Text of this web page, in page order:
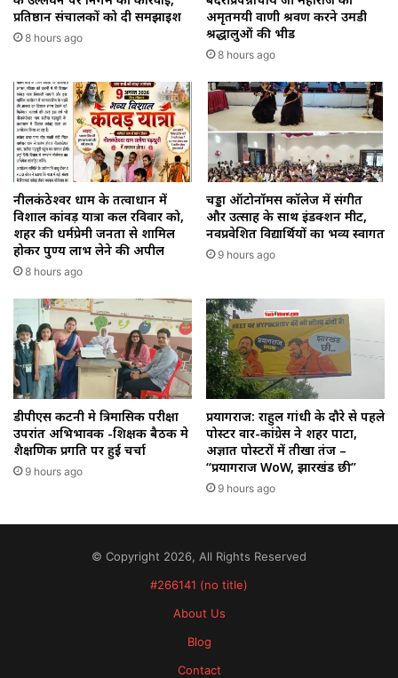
प्रतिष्ठान संचालकों को दी समझाइश
8 hours ago
अमृतमयी वाणी श्रवण करने उमडी
श्रद्धालुओं की भीड
8 hours ago
नीलकंठेश्वर धाम के तत्वाधान में
विशाल कांवड़ यात्रा कल रविवार को,
शहर की धर्मप्रेमी जनता से शामिल
होकर पुण्य लाभ लेने की अपील
8 hours ago
चड्डा ऑटोनॉमस कॉलेज में संगीत
और उत्साह के साथ इंडक्शन मीट,
नवप्रवेशित विद्यार्थियों का भव्य स्वागत
9 hours ago
डीपीएस कटनी मे त्रिमासिक परीक्षा
उपरांत अभिभावक -शिक्षक बैठक मे
शैक्षणिक प्रगति पर हुई चर्चा
9 hours ago
प्रयागराज: राहुल गांधी के दौरे से पहले
पोस्टर वार-कांग्रेस ने शहर पाटा,
अज्ञात पोस्टरों में तीखा तंज –
“प्रयागराज WoW, झारखंड छी”
9 hours ago
© Copyright 2026, All Rights Reserved
#266141 (no title)
About Us
Blog
Contact